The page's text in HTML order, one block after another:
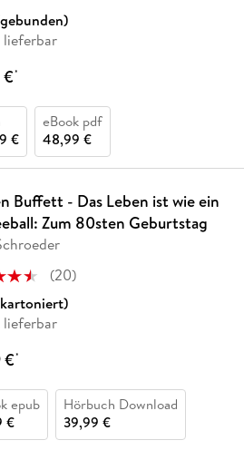
€*
€
eBook pdf
48,99 €
Buffett - Das Leben ist wie ein
Zum 80sten Geburtstag
(20)
€*
epub
€
Hörbuch Download
39,99 €